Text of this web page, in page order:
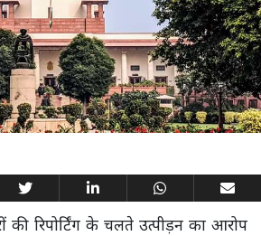
रिपोर्टिंग के चलते उत्पीड़न का आरोप